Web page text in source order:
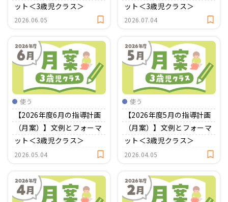
ット＜3歳児クラス＞
2026.06.05
ット＜3歳児クラス＞
2026.07.04
使う
【2026年度6月の指導計画
（月案）】文例とフォーマ
ット＜3歳児クラス＞
2026.05.04
使う
【2026年度5月の指導計画
（月案）】文例とフォーマ
ット＜3歳児クラス＞
2026.04.05